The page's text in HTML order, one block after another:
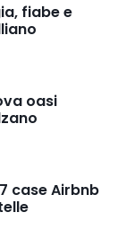
fiabe e
oasi
case Airbnb